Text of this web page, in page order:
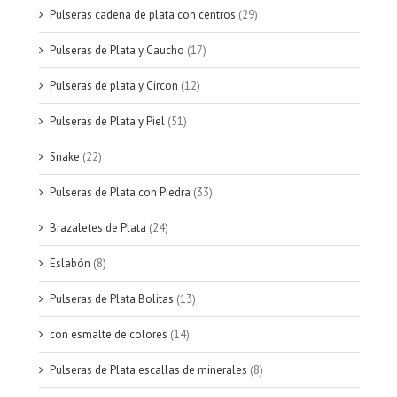
Pulseras cadena de plata con centros (29)
Pulseras de Plata y Caucho (17)
Pulseras de plata y Circon (12)
Pulseras de Plata y Piel (51)
Snake (22)
Pulseras de Plata con Piedra (33)
Brazaletes de Plata (24)
Eslabón (8)
Pulseras de Plata Bolitas (13)
con esmalte de colores (14)
Pulseras de Plata escallas de minerales (8)